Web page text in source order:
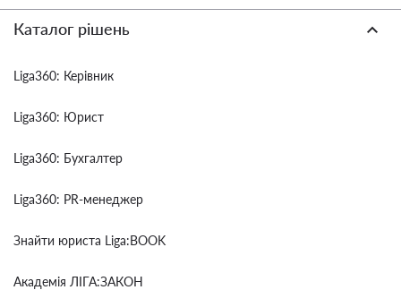
Каталог рішень
Liga360: Керівник
Liga360: Юрист
Liga360: Бухгалтер
Liga360: PR-менеджер
Знайти юриста Liga:BOOK
Академія ЛІГА:ЗАКОН